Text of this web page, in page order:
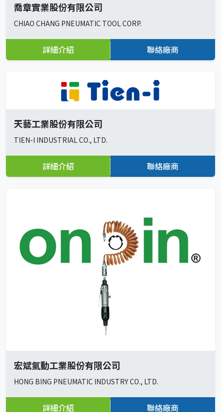
喬章實業股份有限公司
CHIAO CHANG PNEUMATIC TOOL CORP.
詳細介紹 聯絡廠商
天藝工業股份有限公司
TIEN-I INDUSTRIAL CO., LTD.
詳細介紹 聯絡廠商
宏斌氣動工業股份有限公司
HONG BING PNEUMATIC INDUSTRY CO., LTD.
詳細介紹 聯絡廠商